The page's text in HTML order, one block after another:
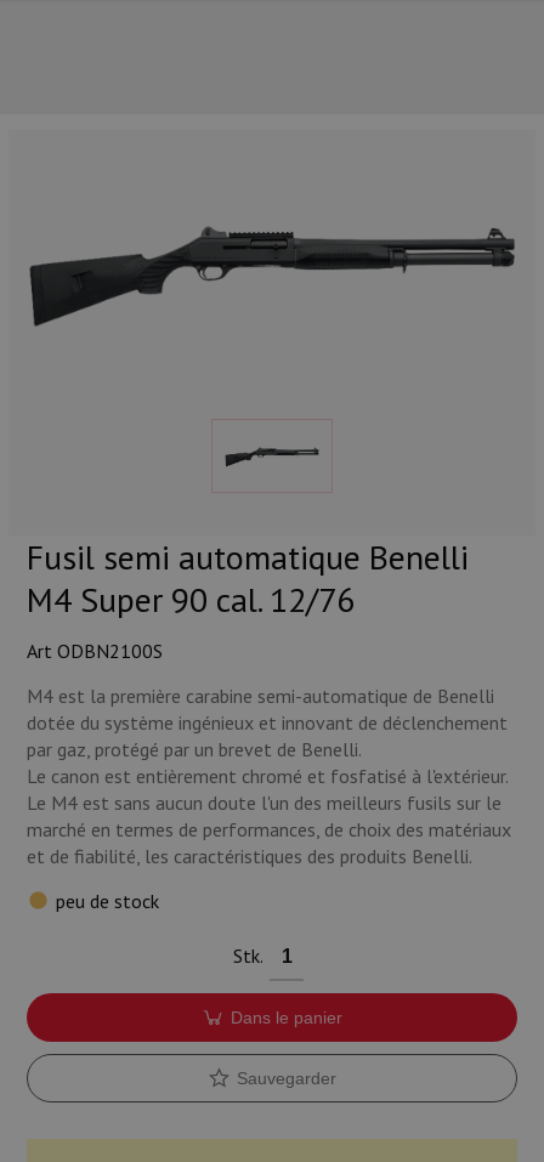
Fusil semi automatique Benelli
M4 Super 90 cal. 12/76
Art ODBN2100S
M4 est la première carabine semi-automatique de Benelli
dotée du système ingénieux et innovant de déclenchement
par gaz, protégé par un brevet de Benelli.
Le canon est entièrement chromé et fosfatisé à l'extérieur.
Le M4 est sans aucun doute l'un des meilleurs fusils sur le
marché en termes de performances, de choix des matériaux
et de fiabilité, les caractéristiques des produits Benelli.
peu de stock
Stk.
Dans le panier
Sauvegarder
Munitions
Armes